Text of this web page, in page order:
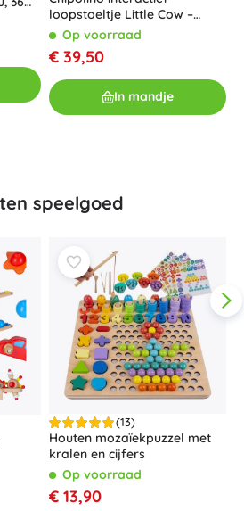
loopstoeltje Little Cow –
RozeOp voorraad
€ 39,50
In mandje
speelgoed
(13)
Houten mozaïekpuzzel met
kralen en cijfers
Op voorraad
€ 13,90